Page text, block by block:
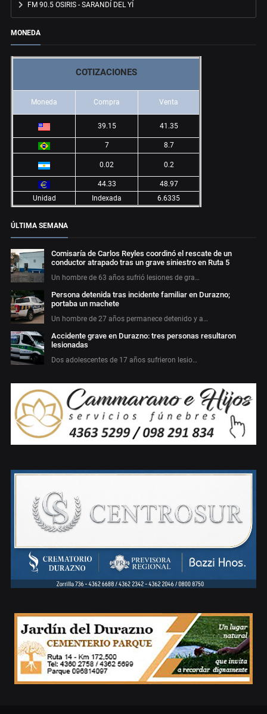
FM 90.5 OSIRIS - SARANDÍ DEL YÍ
MONEDA
COTIZACIONES
Moneda Compra Venta
39.15 41.35
7 8.7
0.02 0.2
44.33
48.97
Unidad
Indexada 6.6335
ÚLTIMA SEMANA
Comisaría de Carlos Reyles coordinó el rescate de un
conductor atrapado tras un grave siniestro en Ruta 5
Un hombre de 63 años sufrió lesiones de gra…
Persona detenida tras incidente familiar en Durazno;
portaba un machete
Un hombre de 27 años permanece detenido y a…
Accidente grave en Durazno: tres personas resultaron
lesionadas
Dos adolescentes de 17 años sufrieron lesio…